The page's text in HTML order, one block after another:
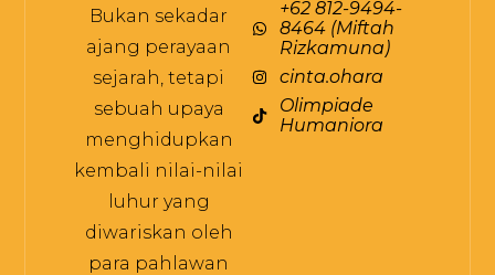
Bukan sekadar
ajang perayaan
sejarah, tetapi
sebuah upaya
menghidupkan
kembali nilai-nilai
luhur yang
diwariskan oleh
para pahlawan
+62 812-9494-
8464 (Miftah
Rizkamuna)
cinta.ohara
Olimpiade
Humaniora